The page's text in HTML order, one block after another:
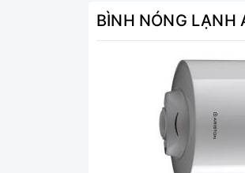
BÌNH NÓNG LẠNH